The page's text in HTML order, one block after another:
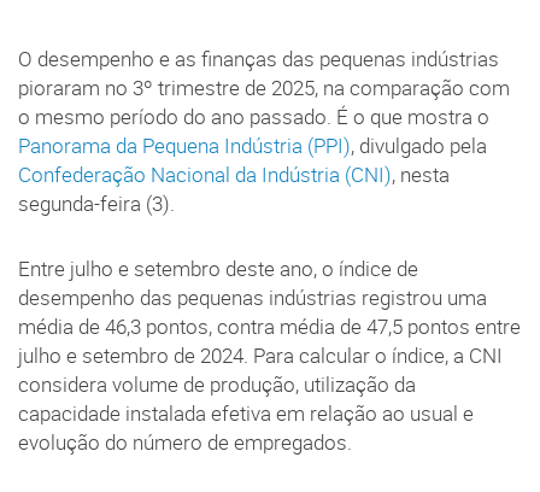
O desempenho e as finanças das pequenas indústrias
pioraram no 3º trimestre de 2025, na comparação com
o mesmo período do ano passado. É o que mostra o
Panorama da Pequena Indústria (PPI), divulgado pela
Confederação Nacional da Indústria (CNI), nesta
segunda-feira (3).
Entre julho e setembro deste ano, o índice de
desempenho das pequenas indústrias registrou uma
média de 46,3 pontos, contra média de 47,5 pontos entre
julho e setembro de 2024. Para calcular o índice, a CNI
considera volume de produção, utilização da
capacidade instalada efetiva em relação ao usual e
evolução do número de empregados.